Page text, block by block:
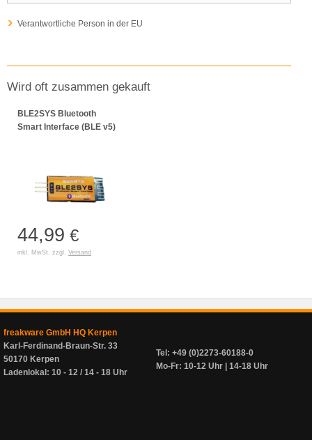
Verantwortliche Person in der EU
Wird oft zusammen gekauft
BLE2SYS Bluetooth
Smart Interface (BLE v5)
44,99 €
inkl. MwSt. zzgl. Versand
freakware GmbH HQ Kerpen
Karl-Ferdinand-Braun-Str. 33
50170 Kerpen
Ladenlokal: 10 - 12 / 14 - 18 Uhr
Tel: +49 (0)2273-60188-0
Mo-Fr: 10-12 Uhr | 14-18 Uhr